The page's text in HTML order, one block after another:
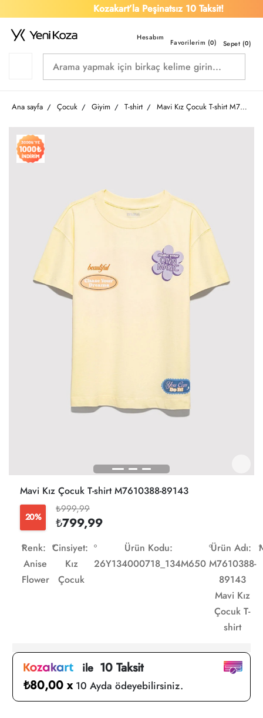
Kozakart’la Peşinatsız 10 Taksit!
Favorilerim (0) Sepet (0)
Ana sayfa Çocuk Giyim T-shirt Mavi Kız Çocuk T-shirt M7610388-89143
Mavi Kız Çocuk T-shirt M7610388-89143
20%
₺999,99
₺799,99
Renk:
Anise
Flower
Cinsiyet:
Kız
Çocuk
Ürün Kodu:
26Y134000718_134M650
Ürün Adı:
M7610388-
89143
Mavi Kız
Çocuk T-
shirt
ile10 Taksit
₺80,00 x 10 Ayda ödeyebilirsiniz.